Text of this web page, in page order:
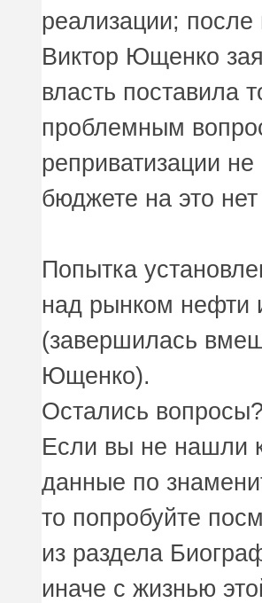
реализации;
Виктор Ющенко
власть поставила
проблемным
реприватизации не
бюджете на это
Попытка
над рынком нефти
(завершилась
Ющенко).
Остались
Если вы не нашли
данные по
то попробуйте
из раздела
иначе с жизнью